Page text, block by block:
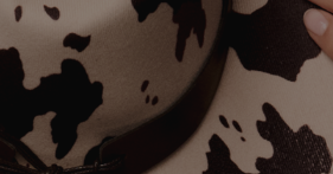
Deze cookie wordt gebruikt in combinatie met
helpt om een clientapparaat (browser) uniek te
zodat de site variabelen van gebruikerssessies
bijhouden. Hoe deze worden gebruikt, is
site. CFID bevat een volgnummer om de cliënt te
identificeren.
Deze cookie wordt gebruikt om recent bekeken
kunnen weergeven aan de bezoeker.